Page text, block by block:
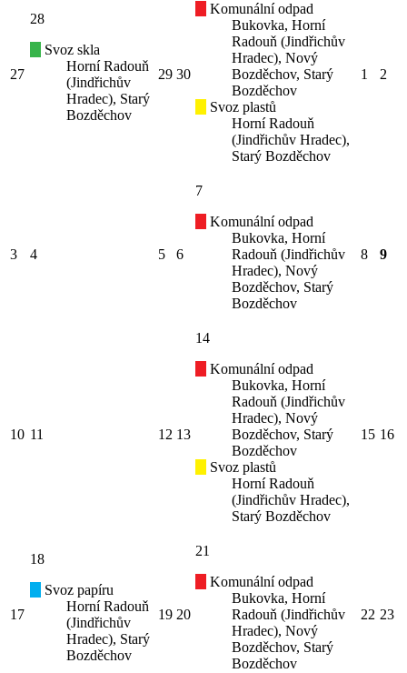
27
28
Svoz skla
Horní Radouň
(Jindřichův
Hradec), Starý
Bozděchov
29 30
Komunální odpad
Bukovka, Horní
Radouň (Jindřichův
Hradec), Nový
Bozděchov, Starý
Bozděchov
Svoz plastů
Horní Radouň
(Jindřichův Hradec),
Starý Bozděchov
1 2
3 4 5 6
7
Komunální odpad
Bukovka, Horní
Radouň (Jindřichův
Hradec), Nový
Bozděchov, Starý
Bozděchov
8 9
10 11 12 13
14
Komunální odpad
Bukovka, Horní
Radouň (Jindřichův
Hradec), Nový
Bozděchov, Starý
Bozděchov
Svoz plastů
Horní Radouň
(Jindřichův Hradec),
Starý Bozděchov
15 16
17
18
Svoz papíru
Horní Radouň
(Jindřichův
Hradec), Starý
Bozděchov
19 20
21
Komunální odpad
Bukovka, Horní
Radouň (Jindřichův
Hradec), Nový
Bozděchov, Starý
Bozděchov
22 23